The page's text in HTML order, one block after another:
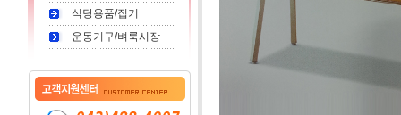
식당용품/집기
운동기구/벼룩시장